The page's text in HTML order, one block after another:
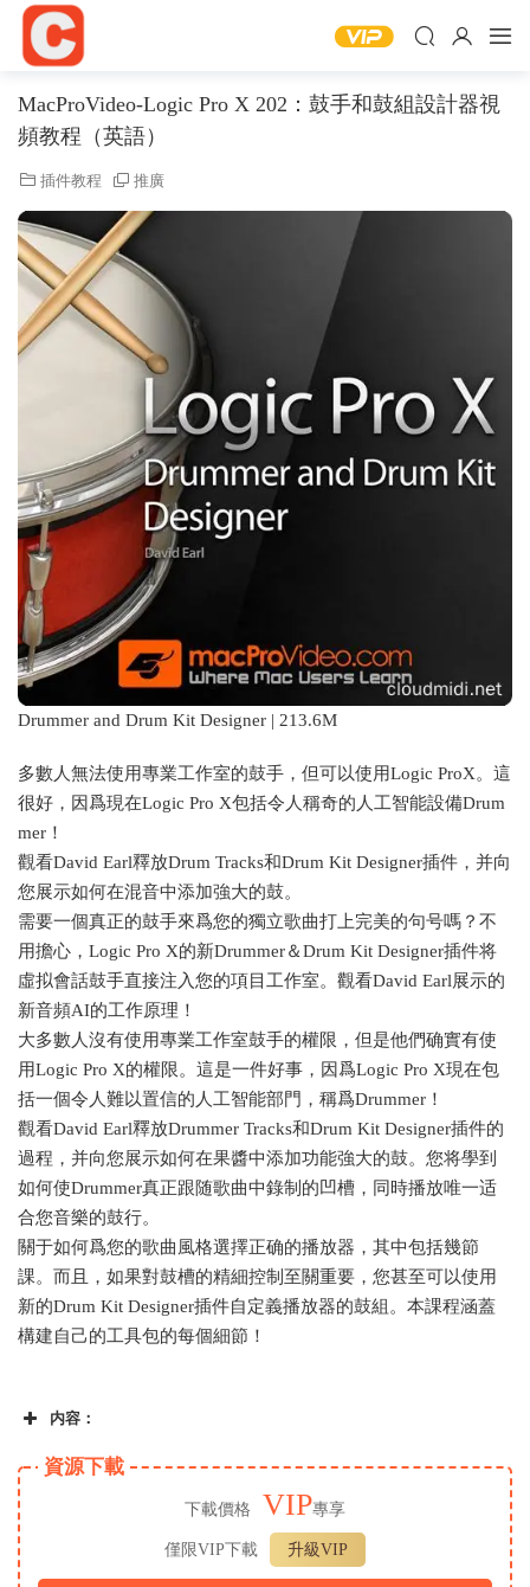
MacProVideo-Logic Pro X 202：鼓手和鼓組設計器視
頻教程（英語）
插件教程 推廣
Drummer and Drum Kit Designer | 213.6M
多數人無法使用專業工作室的鼓手，但可以使用Logic ProX。這
很好，因爲現在Logic Pro X包括令人稱奇的人工智能設備Drum
mer！
觀看David Earl釋放Drum Tracks和Drum Kit Designer插件，并向
您展示如何在混音中添加強大的鼓。
需要一個真正的鼓手來爲您的獨立歌曲打上完美的句号嗎？不
用擔心，Logic Pro X的新Drummer＆Drum Kit Designer插件将
虛拟會話鼓手直接注入您的項目工作室。觀看David Earl展示的
新音頻AI的工作原理！
大多數人沒有使用專業工作室鼓手的權限，但是他們确實有使
用Logic Pro X的權限。這是一件好事，因爲Logic Pro X現在包
括一個令人難以置信的人工智能部門，稱爲Drummer！
觀看David Earl釋放Drummer Tracks和Drum Kit Designer插件的
過程，并向您展示如何在果醬中添加功能強大的鼓。您将學到
如何使Drummer真正跟随歌曲中錄制的凹槽，同時播放唯一适
合您音樂的鼓行。
關于如何爲您的歌曲風格選擇正确的播放器，其中包括幾節
課。而且，如果對鼓槽的精細控制至關重要，您甚至可以使用
新的Drum Kit Designer插件自定義播放器的鼓組。本課程涵蓋
構建自己的工具包的每個細節！
内容：
資源下載
下載價格 VIP專享
僅限VIP下載 升級VIP